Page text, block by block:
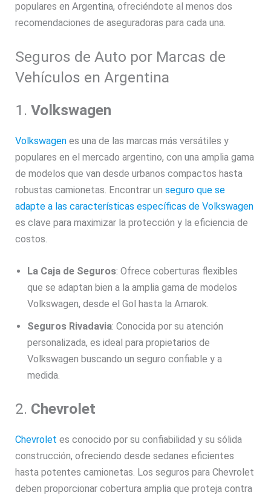
populares en Argentina, ofreciéndote al menos dos
recomendaciones de aseguradoras para cada una.
Seguros de Auto por Marcas de
Vehículos en Argentina
1.Volkswagen
Volkswagenes una de las marcas más versátiles y
populares en el mercado argentino, con una amplia gama
de modelos que van desde urbanos compactos hasta
robustas camionetas. Encontrar unseguro que se
adapte a las características específicas de Volkswagen
es clave para maximizar la protección y la eficiencia de
costos.
La Caja de Seguros: Ofrece coberturas flexibles
que se adaptan bien a la amplia gama de modelos
Volkswagen, desde el Gol hasta la Amarok.
Seguros Rivadavia: Conocida por su atención
personalizada, es ideal para propietarios de
Volkswagen buscando un seguro confiable y a
medida.
2. Chevrolet
Chevroletes conocido por su confiabilidad y su sólida
construcción, ofreciendo desde sedanes eficientes
hasta potentes camionetas. Los seguros para Chevrolet
deben proporcionar cobertura amplia que proteja contra